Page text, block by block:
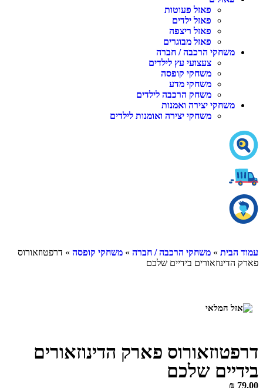
פאזל פעוטות
פאזל ילדים
פאזל ריצפה
פאזל מבוגרים
הרכבה / חברה
צעצועי עץ לילדים
משחקי קופסה
משחקי מדע
משחק הרכבה לילדים
יצירה ואמנות
משחקי יצירה ואומנות לילדים
»משחקי הרכבה / חברה» משחקי קופסה» דרפטוזאורוס
בידיים שלכם
פארק הדינוזאורים
שלכם